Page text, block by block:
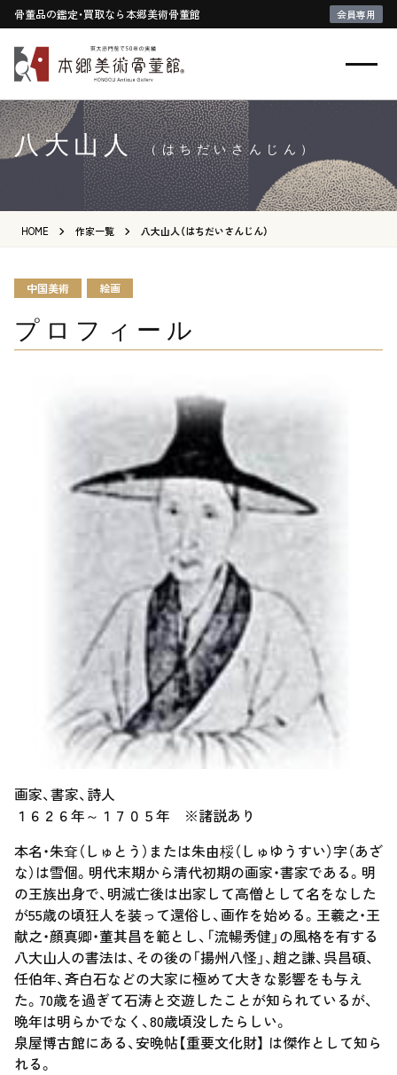
骨董品の鑑定・買取なら本郷美術骨董館 会員専用
八大山人 （はちだいさんじん）
HOME 作家一覧 八大山人（はちだいさんじん）
中国美術 絵画
プロフィール
画家、書家、詩人
１６２６年～１７０５年 ※諸説あり
本名・朱耷（しゅとう）または朱由桵（しゅゆうすい）字（あざ
な）は雪個。明代末期から清代初期の画家・書家である。明
の王族出身で、明滅亡後は出家して高僧として名をなした
が55歳の頃狂人を装って還俗し、画作を始める。王羲之・王
献之・顔真卿・董其昌を範とし、「流暢秀健」の風格を有する
八大山人の書法は、その後の「揚州八怪」、趙之謙、呉昌碩、
任伯年、斉白石などの大家に極めて大きな影響をも与え
た。70歳を過ぎて石涛と交遊したことが知られているが、
晩年は明らかでなく、80歳頃没したらしい。
泉屋博古館にある、安晩帖【重要文化財】 は傑作として知ら
れる。